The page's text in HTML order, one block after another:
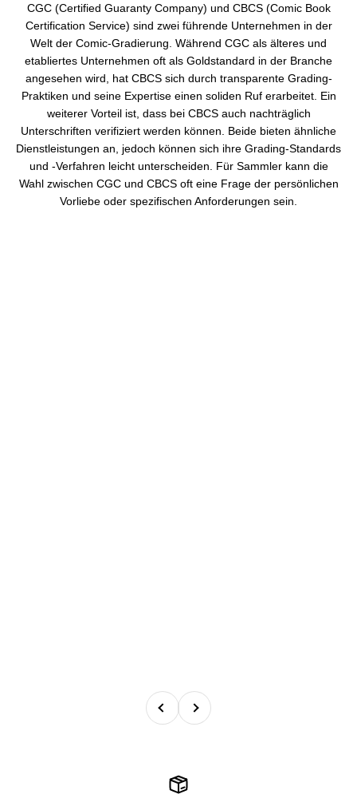
CGC (Certified Guaranty Company) und CBCS (Comic Book
Certification Service) sind zwei führende Unternehmen in der
Welt der Comic-Gradierung. Während CGC als älteres und
etabliertes Unternehmen oft als Goldstandard in der Branche
angesehen wird, hat CBCS sich durch transparente Grading-
Praktiken und seine Expertise einen soliden Ruf erarbeitet. Ein
weiterer Vorteil ist, dass bei CBCS auch nachträglich
Unterschriften verifiziert werden können. Beide bieten ähnliche
Dienstleistungen an, jedoch können sich ihre Grading-Standards
und -Verfahren leicht unterscheiden. Für Sammler kann die
Wahl zwischen CGC und CBCS oft eine Frage der persönlichen
Vorliebe oder spezifischen Anforderungen sein.
ZurückVor